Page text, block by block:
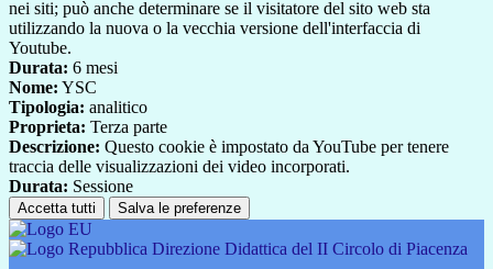
nei siti; può anche determinare se il visitatore del sito web sta
utilizzando la nuova o la vecchia versione dell'interfaccia di
Youtube.
Durata: 6 mesi
Nome: YSC
Tipologia: analitico
Proprieta: Terza parte
Descrizione: Questo cookie è impostato da YouTube per tenere
traccia delle visualizzazioni dei video incorporati.
Durata: Sessione
Accetta tutti Salva le preferenze
Direzione Didattica del II Circolo di Piacenza